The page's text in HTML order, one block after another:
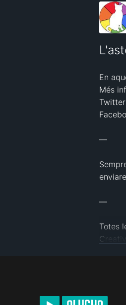
En
Més
—
—
Totes